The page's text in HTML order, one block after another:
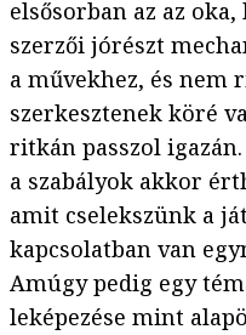
elsősorban az az
szerzői jórészt
a művekhez, és nem
szerkesztenek köré
ritkán passzol
a szabályok akkor
amit cselekszünk a
kapcsolatban van
Amúgy pedig egy
leképezése mint